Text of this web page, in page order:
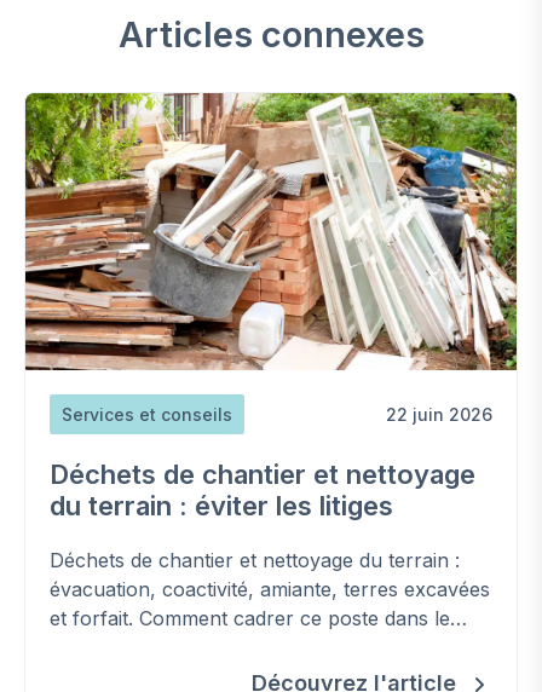
Articles connexes
Services et conseils 22 juin 2026
Déchets de chantier et nettoyage
du terrain : éviter les litiges
Déchets de chantier et nettoyage du terrain :
évacuation, coactivité, amiante, terres excavées
et forfait. Comment cadrer ce poste dans le
Découvrez l'article